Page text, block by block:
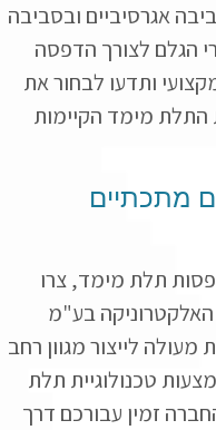
אגרסיביים ובסביבה
הגלם לצורך הדפסה
ותדעו לבחור את
התלת מימד הקיימות
מתכתיים
תלת מימד, צרו
בע"מ
לייצור מגוון רחב
טכנולוגיית תלת
זמין עבורכם דרך